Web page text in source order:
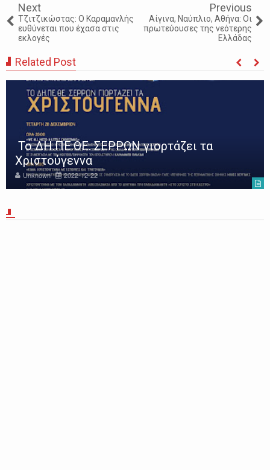
Next
Τζιτζικώστας: Ο Καραμανλής
ευθύνεται που έχασα στις
εκλογές
Previous
Αίγινα, Ναύπλιο, Αθήνα: Οι
πρωτεύουσες της νεότερης
Ελλάδας
Related Post
Το ΔΗ.ΠΕ.ΘΕ. ΣΕΡΡΩΝ γιορτάζει τα
Χριστούγεννα
Unknown 2022-12-22